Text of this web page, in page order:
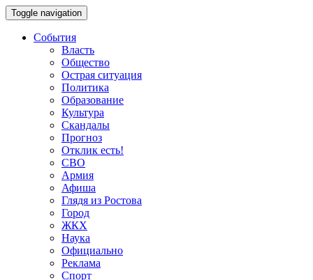
Toggle navigation
События
Власть
Общество
Острая ситуация
Политика
Образование
Культура
Скандалы
Прогноз
Отклик есть!
СВО
Армия
Афиша
Глядя из Ростова
Город
ЖКХ
Наука
Официально
Реклама
Спорт